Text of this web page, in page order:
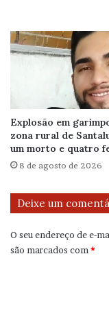
Explosão em
zona rural de
um morto e quatro
8 de agosto de 2026
Deixe um
O seu endereço de e-
são marcados com *